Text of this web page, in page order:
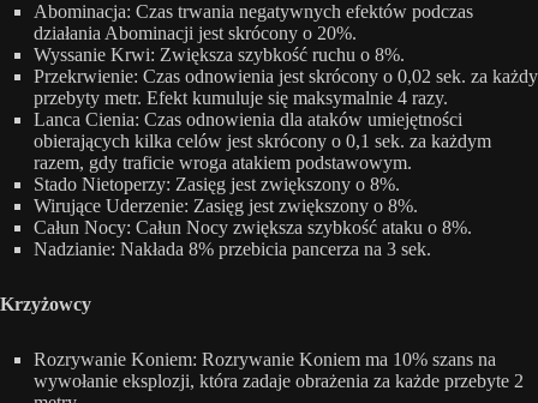
Abominacja: Czas trwania negatywnych efektów podczas
działania Abominacji jest skrócony o 20%.
Wyssanie Krwi: Zwiększa szybkość ruchu o 8%.
Przekrwienie: Czas odnowienia jest skrócony o 0,02 sek. za każdy
przebyty metr. Efekt kumuluje się maksymalnie 4 razy.
Lanca Cienia: Czas odnowienia dla ataków umiejętności
obierających kilka celów jest skrócony o 0,1 sek. za każdym
razem, gdy traficie wroga atakiem podstawowym.
Stado Nietoperzy: Zasięg jest zwiększony o 8%.
Wirujące Uderzenie: Zasięg jest zwiększony o 8%.
Całun Nocy: Całun Nocy zwiększa szybkość ataku o 8%.
Nadzianie: Nakłada 8% przebicia pancerza na 3 sek.
Krzyżowcy
Rozrywanie Koniem: Rozrywanie Koniem ma 10% szans na
wywołanie eksplozji, która zadaje obrażenia za każde przebyte 2